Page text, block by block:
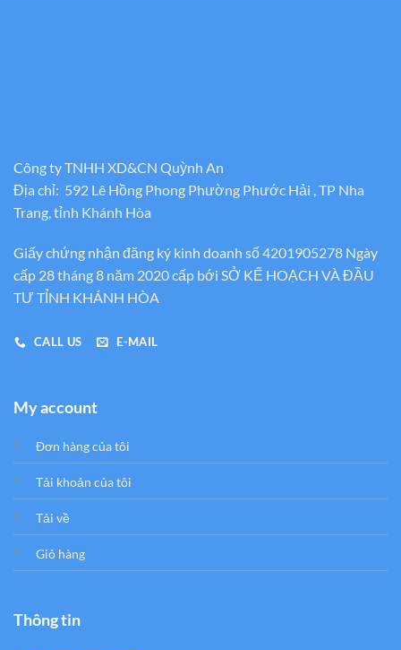
Công ty TNHH XD&CN Quỳnh An
Địa chỉ: 592 Lê Hồng Phong Phường Phước Hải , TP Nha
Trang, tỉnh Khánh Hòa
Giấy chứng nhận đăng ký kinh doanh số 4201905278 Ngày
cấp 28 tháng 8 năm 2020 cấp bới SỞ KẾ HOẠCH VÀ ĐẦU
TƯ TỈNH KHÁNH HÒA
CALL US E-MAIL
My account
Đơn hàng của tôi
Tải khoản của tôi
Tải về
Giỏ hàng
Thông tin